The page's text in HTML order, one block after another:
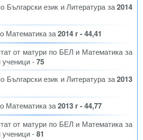
Български език и Литература за2014
Математика за2014 г - 44,41
от матури по БЕЛ и Математика за
ученици -75
Български език и Литература за2013
Математика за2013 г - 44,77
от матури по БЕЛ и Математика за
ученици -81